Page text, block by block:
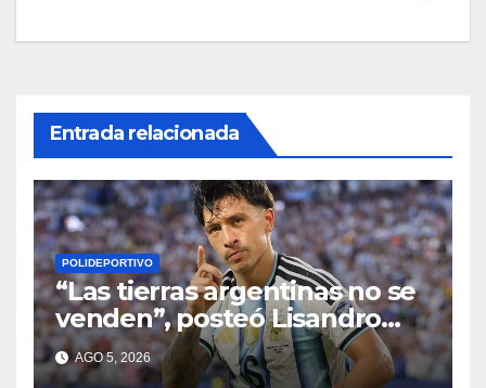
Entrada relacionada
POLIDEPORTIVO
“Las tierras argentinas no se
venden”, posteó Lisandro
Martínez
AGO 5, 2026